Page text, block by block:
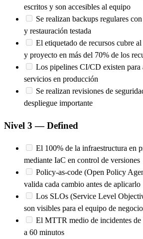
escritos y son accesibles al equipo
Se realizan backups regulares
y restauración testada
El etiquetado de recursos cubre
y proyecto en más del 70% de los
Los pipelines CI/CD existen para
servicios en producción
Se realizan revisiones de
despliegue importante
Nivel 3 — Defined
El 100% de la infraestructura en
mediante IaC en control de versiones
Policy-as-code (Open Policy
valida cada cambio antes de aplicarlo
Los SLOs (Service Level
son visibles para el equipo de negocio
El MTTR medio de incidentes
a 60 minutos